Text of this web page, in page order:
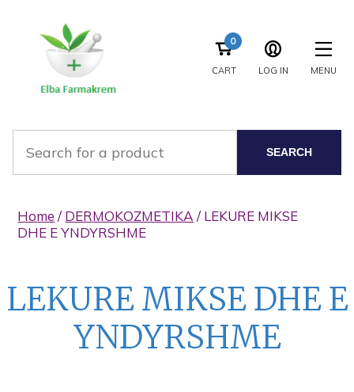
CART
0
LOG IN MENU
SEARCH
Home / DERMOKOZMETIKA / LEKURE MIKSE
DHE E YNDYRSHME
LEKURE MIKSE DHE E
YNDYRSHME